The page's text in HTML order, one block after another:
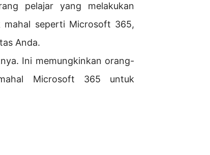
pelajar yang melakukan
mahal seperti Microsoft 365,
Anda.
Ini memungkinkan orang-
Microsoft 365 untuk